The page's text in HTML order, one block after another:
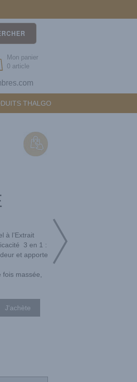
THALGO
Mon panier
0 article
à l’Extrait
3 en 1 :
et apporte
massée,